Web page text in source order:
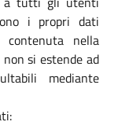
i propri dati
contenuta nella
si estende ad
mediante